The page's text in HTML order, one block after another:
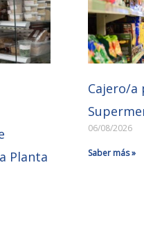
Planta
Cajero/a
06/08/2026
Saber más »